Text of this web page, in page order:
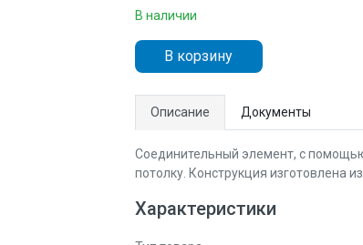
В наличии
В корзину
Описание Документы
Соединительный элемент, с
потолку. Конструкция изготовлена
Характеристики